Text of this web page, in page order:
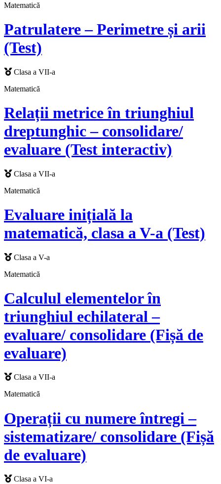
Matematică
Patrulatere – Perimetre și arii
(Test)
Clasa a VII-a
Matematică
Relații metrice în triunghiul
dreptunghic – consolidare/
evaluare (Test interactiv)
Clasa a VII-a
Matematică
Evaluare inițială la
matematică, clasa a V-a (Test)
Clasa a V-a
Matematică
Calculul elementelor în
triunghiul echilateral –
evaluare/ consolidare (Fișă de
evaluare)
Clasa a VII-a
Matematică
Operații cu numere întregi –
sistematizare/ consolidare (Fișă
de evaluare)
Clasa a VI-a